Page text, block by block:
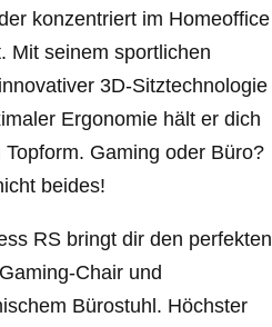
konzentriert im Homeoffice
Mit seinem sportlichen
3D-Sitztechnologie
Ergonomie hält er dich
Topform. Gaming oder Büro?
beides!
RS bringt dir den perfekten
Chair und
Bürostuhl. Höchster